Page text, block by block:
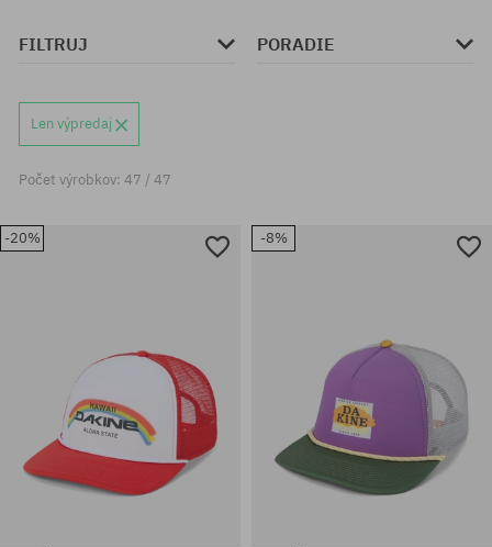
FILTRUJ PORADIE
Len výpredaj
Počet výrobkov: 47 / 47
-20% -8%